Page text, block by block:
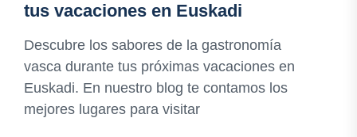
tus vacaciones en Euskadi
Descubre los sabores de la gastronomía
vasca durante tus próximas vacaciones en
Euskadi. En nuestro blog te contamos los
mejores lugares para visitar